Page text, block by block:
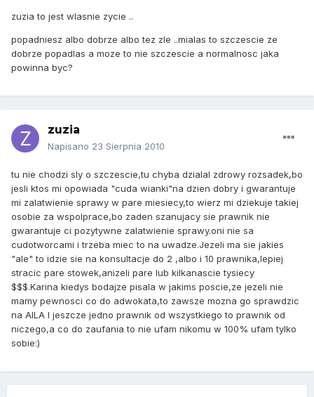
zuzia to jest wlasnie zycie ..
popadniesz albo dobrze albo tez zle ..mialas to szczescie ze
dobrze popadlas a moze to nie szczescie a normalnosc jaka
powinna byc?
zuzia
Napisano 23 Sierpnia 2010
tu nie chodzi sly o szczescie,tu chyba dzialal zdrowy rozsadek,bo
jesli ktos mi opowiada "cuda wianki"na dzien dobry i gwarantuje
mi zalatwienie sprawy w pare miesiecy,to wierz mi dziekuje takiej
osobie za wspolprace,bo zaden szanujacy sie prawnik nie
gwarantuje ci pozytywne zalatwienie sprawy.oni nie sa
cudotworcami i trzeba miec to na uwadze.Jezeli ma sie jakies
"ale" to idzie sie na konsultacje do 2 ,albo i 10 prawnika,lepiej
stracic pare stowek,anizeli pare lub kilkanascie tysiecy
$$$.Karina kiedys bodajze pisala w jakims poscie,ze jezeli nie
mamy pewnosci co do adwokata,to zawsze mozna go sprawdzic
na AILA I jeszcze jedno prawnik od wszystkiego to prawnik od
niczego,a co do zaufania to nie ufam nikomu w 100% ufam tylko
sobie:)